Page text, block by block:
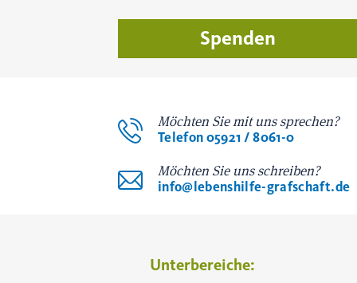
Spenden
Möchten Sie mit uns sprechen?
Telefon 05921 / 8061-0
Möchten Sie uns schreiben?
info@lebenshilfe-grafschaft.de
Unterbereiche: